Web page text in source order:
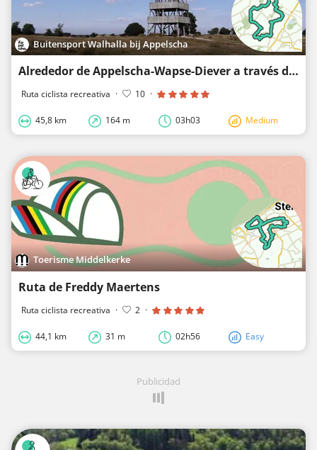
Buitensport Walhalla bij Appelscha
Alrededor de Appelscha-Wapse-Diever a través del área natural Drents Friese Wold
Ruta ciclista recreativa · 10 ·
45,8 km 164 m 03h03 Medium
Toerisme Middelkerke
Ruta de Freddy Maertens
Ruta ciclista recreativa · 2 ·
44,1 km 31 m 02h56 Easy
Publicidad